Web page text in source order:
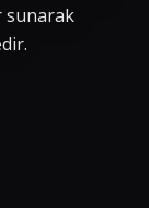
sunarak